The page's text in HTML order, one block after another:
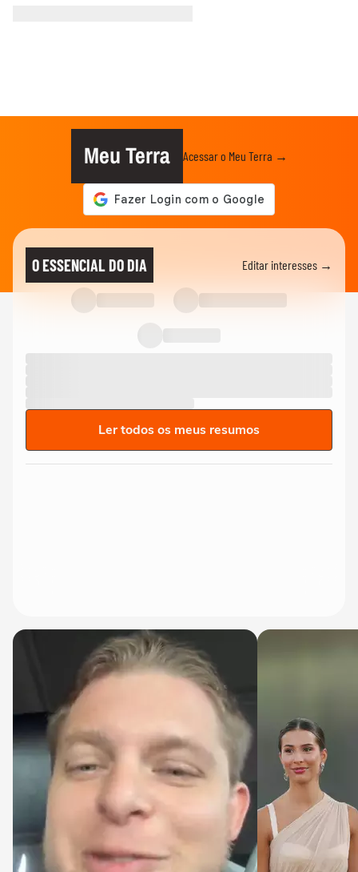
Meu Terra Acessar o Meu Terra →
O ESSENCIAL DO DIA Editar interesses →
Ler todos os meus resumos